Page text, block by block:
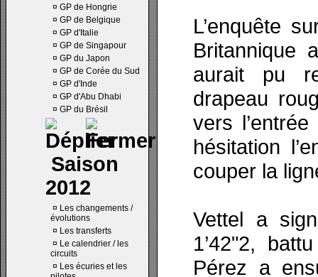
¤ GP de Hongrie
¤ GP de Belgique
¤ GP d'Italie
¤ GP de Singapour
¤ GP du Japon
¤ GP de Corée du Sud
¤ GP d'Inde
¤ GP d'Abu Dhabi
¤ GP du Brésil
Saison
2012
¤ Les changements /
évolutions
¤ Les transferts
¤ Le calendrier / les
circuits
¤ Les écuries et les
L’enquête
Britannique
aurait pu
drapeau
vers
hésitation
couper la
Vettel a
1’42"2,
Pérez a